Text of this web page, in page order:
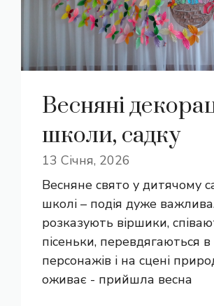
Весняні
школи, садку
13 Січня, 2026
Весняне свято у дитячому
школі – подія дуже
розказують віршики,
пісеньки, перевдягаються
персонажів і на сцені
оживає - прийшла весна